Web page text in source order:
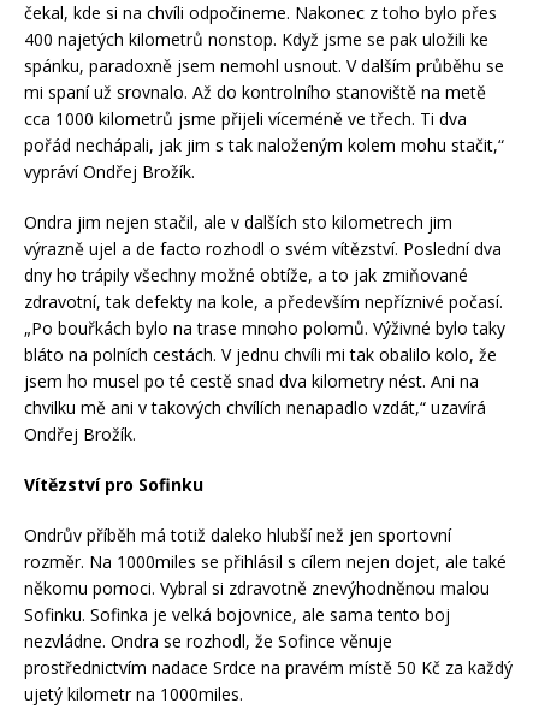
čekal, kde si na chvíli odpočineme. Nakonec z toho bylo přes
400 najetých kilometrů nonstop. Když jsme se pak uložili ke
spánku, paradoxně jsem nemohl usnout. V dalším průběhu se
mi spaní už srovnalo. Až do kontrolního stanoviště na metě
cca 1000 kilometrů jsme přijeli víceméně ve třech. Ti dva
pořád nechápali, jak jim s tak naloženým kolem mohu stačit,“
vypráví Ondřej Brožík.
Ondra jim nejen stačil, ale v dalších sto kilometrech jim
výrazně ujel a de facto rozhodl o svém vítězství. Poslední dva
dny ho trápily všechny možné obtíže, a to jak zmiňované
zdravotní, tak defekty na kole, a především nepříznivé počasí.
„Po bouřkách bylo na trase mnoho polomů. Výživné bylo taky
bláto na polních cestách. V jednu chvíli mi tak obalilo kolo, že
jsem ho musel po té cestě snad dva kilometry nést. Ani na
chvilku mě ani v takových chvílích nenapadlo vzdát,“ uzavírá
Ondřej Brožík.
Vítězství pro Sofinku
Ondrův příběh má totiž daleko hlubší než jen sportovní
rozměr. Na 1000miles se přihlásil s cílem nejen dojet, ale také
někomu pomoci. Vybral si zdravotně znevýhodněnou malou
Sofinku. Sofinka je velká bojovnice, ale sama tento boj
nezvládne. Ondra se rozhodl, že Sofince věnuje
prostřednictvím nadace Srdce na pravém místě 50 Kč za každý
ujetý kilometr na 1000miles.